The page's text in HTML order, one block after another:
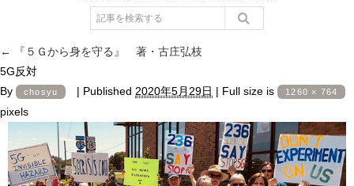
←
『５Ｇから身を守る』 著・古庄弘枝
5G反対
By
chosyu | Published 2020年5月29日 | Full size is 1260 × 764
pixels